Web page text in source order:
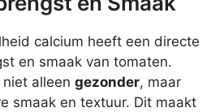
calcium heeft een directe
en smaak van tomaten.
alleen gezonder, maar
smaak en textuur. Dit maakt